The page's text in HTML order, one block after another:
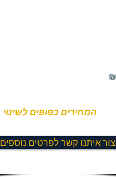
₪
המחירים כפופים לשינוי
צור איתנו קשר לפרטים נוספים